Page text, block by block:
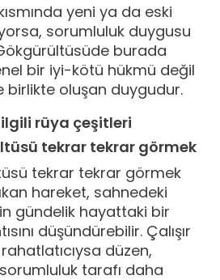
yeni ya da eski
sorumluluk duygusu
burada
bir iyi-kötü hükmü değil
birlikte oluşan duygudur.
rüya çeşitleri
tekrar tekrar görmek
tekrar tekrar görmek
hareket, sahnedeki
gündelik hayattaki bir
düşündürebilir. Çalışır
düzen,
tarafı daha